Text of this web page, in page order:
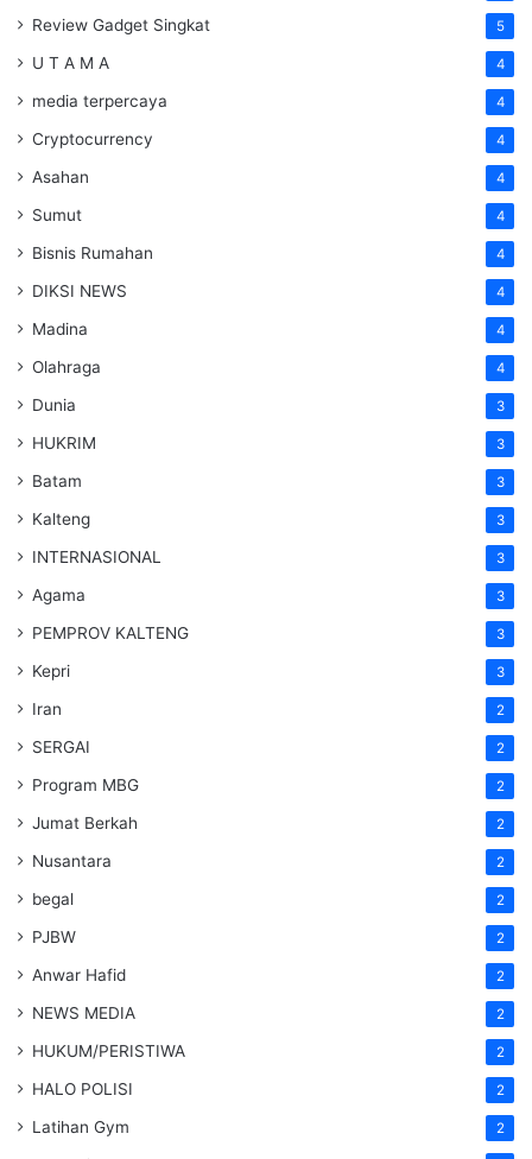
Review Gadget Singkat 5
U T A M A 4
media terpercaya 4
Cryptocurrency 4
Asahan 4
Sumut 4
Bisnis Rumahan 4
DIKSI NEWS 4
Madina 4
Olahraga 4
Dunia 3
HUKRIM 3
Batam 3
Kalteng 3
INTERNASIONAL 3
Agama 3
PEMPROV KALTENG 3
Kepri 3
Iran 2
SERGAI 2
Program MBG 2
Jumat Berkah 2
Nusantara 2
begal 2
PJBW 2
Anwar Hafid 2
NEWS MEDIA 2
HUKUM/PERISTIWA 2
HALO POLISI 2
Latihan Gym 2